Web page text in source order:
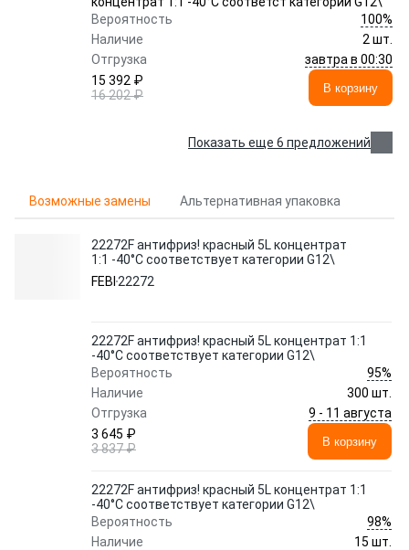
Вероятность
100%
Наличие
2 шт.
Отгрузка
завтра в 00:30
15 392 ₽
16 202 ₽
В корзину
Показать еще 6 предложений
Возможные замены Альтернативная упаковка
22272F антифриз! красный 5L концентрат
1:1 -40°C соответствует категории G12\
FEBI 22272
22272F антифриз! красный 5L концентрат 1:1
-40°C соответствует категории G12\
Вероятность
95%
Наличие
300 шт.
Отгрузка
9 - 11 августа
3 645 ₽
3 837 ₽
В корзину
22272F антифриз! красный 5L концентрат 1:1
-40°C соответствует категории G12\
Вероятность
98%
Наличие
15 шт.